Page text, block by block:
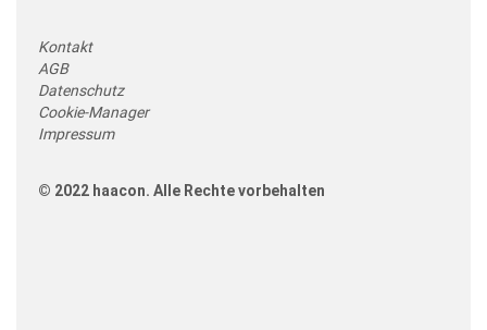
© 2022 haacon. Alle Rechte vorbehalten
Kontakt
AGB
Datenschutz
Cookie-Manager
Impressum